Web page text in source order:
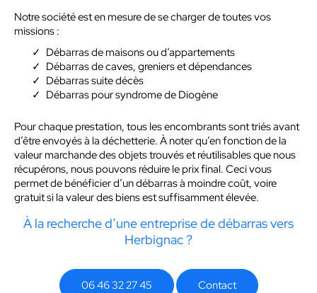
Notre société est en mesure de se charger de toutes vos
missions :
Débarras de maisons ou d’appartements
Débarras de caves, greniers et dépendances
Débarras suite décès
Débarras pour syndrome de Diogène
Pour chaque prestation, tous les encombrants sont triés avant
d’être envoyés à la déchetterie. À noter qu’en fonction de la
valeur marchande des objets trouvés et réutilisables que nous
récupérons, nous pouvons réduire le prix final. Ceci vous
permet de bénéficier d’un débarras à moindre coût, voire
gratuit si la valeur des biens est suffisamment élevée.
À la recherche d’une entreprise de débarras vers
Herbignac ?
06 46 32 27 45 Contact